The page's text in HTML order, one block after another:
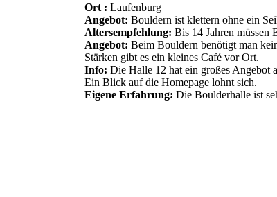
Ort : Laufenburg
Angebot: Bouldern ist klettern ohne ein
Altersempfehlung: Bis 14 Jahren müssen
Angebot: Beim Bouldern benötigt man
Stärken gibt es ein kleines Café vor Ort.
Info: Die Halle 12 hat ein großes Angebot
Ein Blick auf die Homepage lohnt sich.
Eigene Erfahrung: Die Boulderhalle ist